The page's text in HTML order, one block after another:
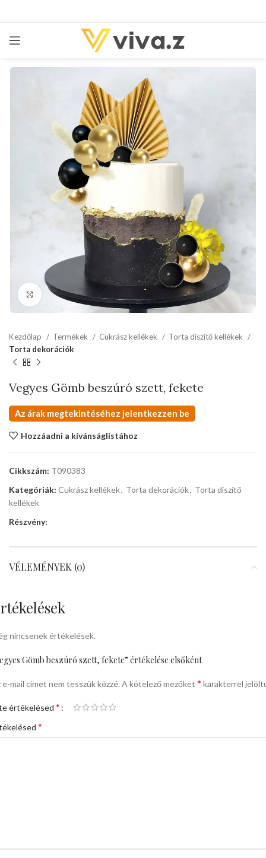
kattints a kinagyításhoz
Kezdőlap Termékek Cukrász kellékek
Torta díszítő kellékek
Torta dekorációk
Vegyes Gömb beszúró szett, fekete
Az árak megtekintéséhez jelentkezzen be
Hozzáadni a kívánságlistához
Cikkszám: T090383
Kategóriák: Cukrász kellékek, Torta dekorációk, Torta díszítő
kellékek
Részvény:
VÉLEMÉNYEK (0)
nincsenek értékelések.
Gömb beszúró szett, fekete” értékelése elsőként
e-mail címet nem tesszük közzé. A kötelező mezőket * karakterrel
értékelésed *
*